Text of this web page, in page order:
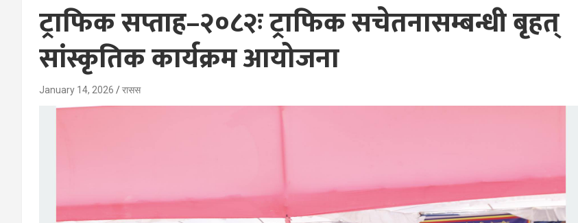
ट्राफिक सप्ताह–२०८२ः ट्राफिक सचेतनासम्बन्धी बृहत्
सांस्कृतिक कार्यक्रम आयोजना
January 14, 2026 रासस